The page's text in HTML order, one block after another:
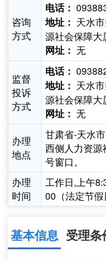
咨询
方式
电话：
地址： 天水
源社会保障大
网址： 无
监督
投诉
方式
电话：
地址： 天水
源社会保障
网址： 无
办理
地点
甘肃省-天水
西侧人力资源
号窗口。
办理
时间
工作日,上午
00（法定节假
基本信息 受理条